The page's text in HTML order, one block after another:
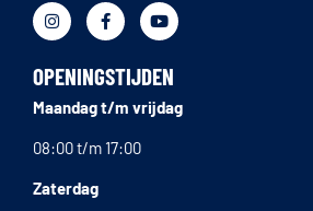
OPENINGSTIJDEN
Maandag t/m vrijdag
08:00 t/m 17:00
Zaterdag